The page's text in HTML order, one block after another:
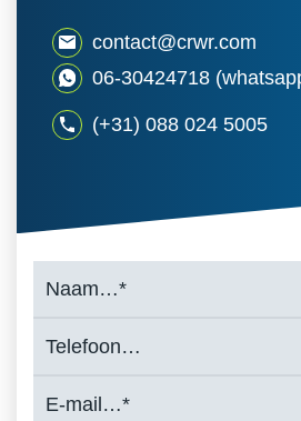
contact@crwr.com
06-30424718
(+31) 088 024 5005
(Vereist)
mail